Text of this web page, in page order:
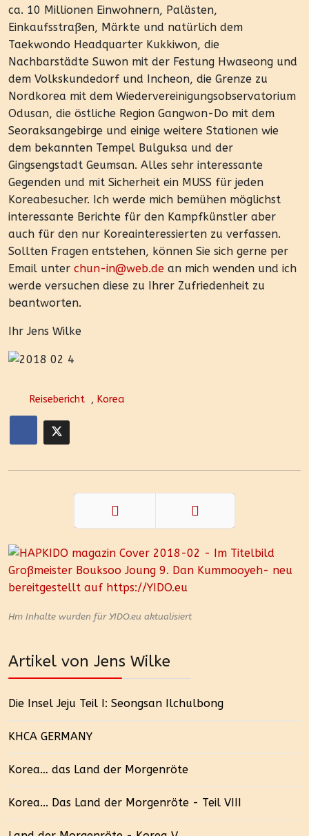
ca. 10 Millionen Einwohnern, Palästen,
Einkaufsstraßen, Märkte und natürlich dem
Taekwondo Headquarter Kukkiwon, die
Nachbarstädte Suwon mit der Festung Hwaseong und
dem Volkskundedorf und Incheon, die Grenze zu
Nordkorea mit dem Wiedervereinigungsobservatorium
Odusan, die östliche Region Gangwon-Do mit dem
Seoraksangebirge und einige weitere Stationen wie
dem bekannten Tempel Bulguksa und der
Gingsengstadt Geumsan. Alles sehr interessante
Gegenden und mit Sicherheit ein MUSS für jeden
Koreabesucher. Ich werde mich bemühen möglichst
interessante Berichte für den Kampfkünstler aber
auch für den nur Koreainteressierten zu verfassen.
Sollten Fragen entstehen, können Sie sich gerne per
Email unter chun-in@web.de an mich wenden und ich
werde versuchen diese zu Ihrer Zufriedenheit zu
beantworten.
Ihr Jens Wilke
Reisebericht , Korea
Hm Inhalte wurden für YIDO.eu aktualisiert
Artikel von Jens Wilke
Die Insel Jeju Teil I: Seongsan Ilchulbong
KHCA GERMANY
Korea… das Land der Morgenröte
Korea... Das Land der Morgenröte - Teil VIII